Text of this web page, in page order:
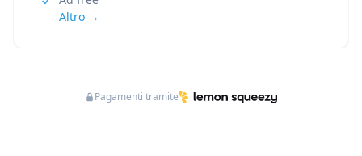
Altro →
Pagamenti tramite